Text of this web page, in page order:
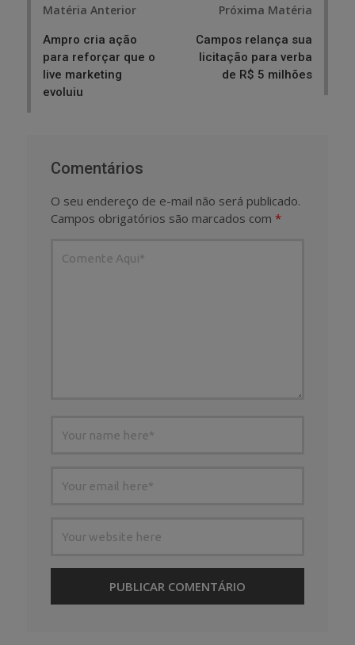
Matéria Anterior
Ampro cria ação
para reforçar que o
live marketing
evoluiu
Próxima Matéria
Campos relança sua
licitação para verba
de R$ 5 milhões
Comentários
O seu endereço de e-mail não será publicado.
Campos obrigatórios são marcados com *